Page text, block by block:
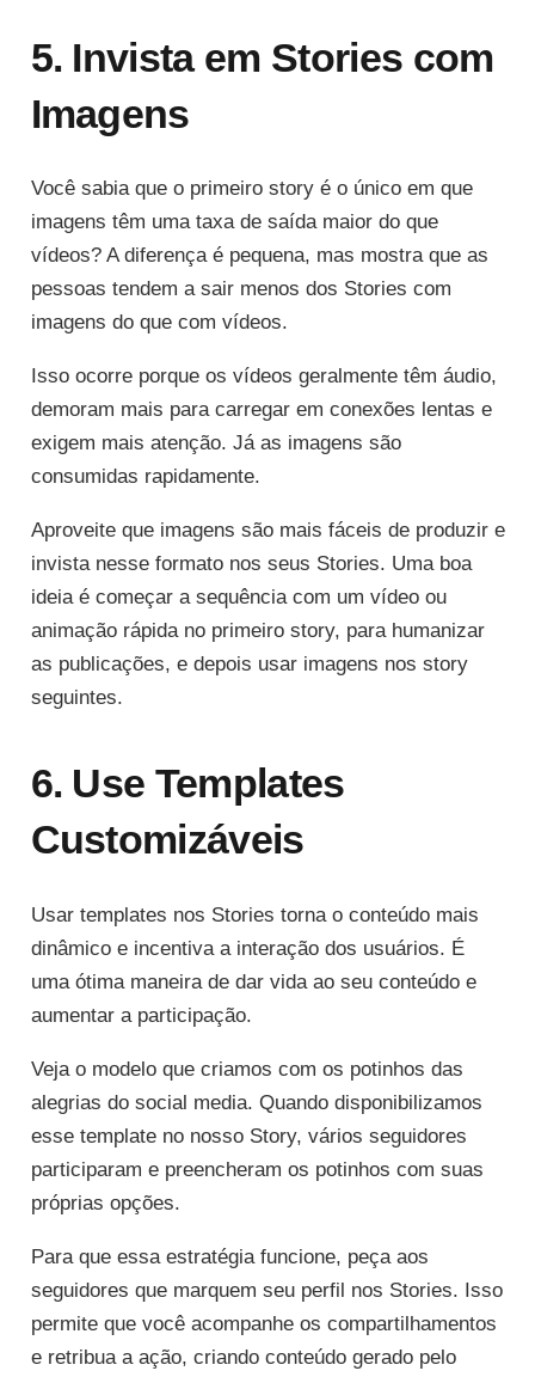
5. Invista em Stories com
Imagens
Você sabia que o primeiro story é o único em que
imagens têm uma taxa de saída maior do que
vídeos? A diferença é pequena, mas mostra que as
pessoas tendem a sair menos dos Stories com
imagens do que com vídeos.
Isso ocorre porque os vídeos geralmente têm áudio,
demoram mais para carregar em conexões lentas e
exigem mais atenção. Já as imagens são
consumidas rapidamente.
Aproveite que imagens são mais fáceis de produzir e
invista nesse formato nos seus Stories. Uma boa
ideia é começar a sequência com um vídeo ou
animação rápida no primeiro story, para humanizar
as publicações, e depois usar imagens nos story
seguintes.
6. Use Templates
Customizáveis
Usar templates nos Stories torna o conteúdo mais
dinâmico e incentiva a interação dos usuários. É
uma ótima maneira de dar vida ao seu conteúdo e
aumentar a participação.
Veja o modelo que criamos com os potinhos das
alegrias do social media. Quando disponibilizamos
esse template no nosso Story, vários seguidores
participaram e preencheram os potinhos com suas
próprias opções.
Para que essa estratégia funcione, peça aos
seguidores que marquem seu perfil nos Stories. Isso
permite que você acompanhe os compartilhamentos
e retribua a ação, criando conteúdo gerado pelo